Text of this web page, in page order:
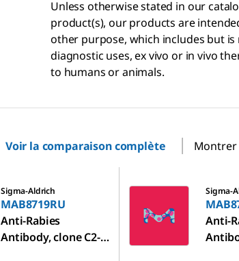
Unless otherwise stated in our
product(s), our products are
other purpose, which includes but
diagnostic uses, ex vivo or in vivo
to humans or animals.
Voir la comparaison complète Montrer
Sigma-Aldrich
MAB8719RU
Anti-Rabies
Antibody, clone C2-
Sigma-
Anti-